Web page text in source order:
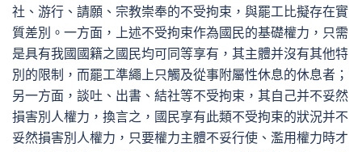
社、游行、請願、宗教崇奉的不受拘束，與罷工比擬存在實
質差別。一方面，上述不受拘束作為國民的基礎權力，只需
是具有我國國籍之國民均可同等享有，其主體并沒有其他特
別的限制，而罷工準繩上只觸及從事附屬性休息的休息者；
另一方面，談吐、出書、結社等不受拘束，其自己并不妥然
損害別人權力，換言之，國民享有此類不受拘束的狀況并不
妥然損害別人權力，只要權力主體不妥行使、濫用權力時才